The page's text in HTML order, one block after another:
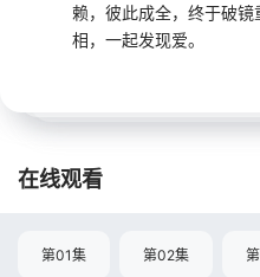
赖，彼此成全，终于破
相，一起发现爱。
在线观看
第01集 第02集